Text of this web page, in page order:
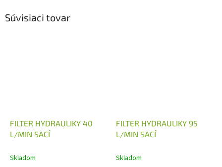
Súvisiaci tovar
FILTER HYDRAULIKY 40
L/MIN SACÍ
Skladom
FILTER HYDRAULIKY 95
L/MIN SACÍ
Skladom